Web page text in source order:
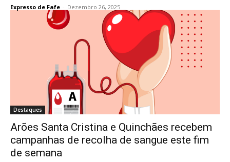
Expresso de Fafe - Dezembro 26, 2025
Destaques
Arões Santa Cristina e Quinchães recebem
campanhas de recolha de sangue este fim
de semana